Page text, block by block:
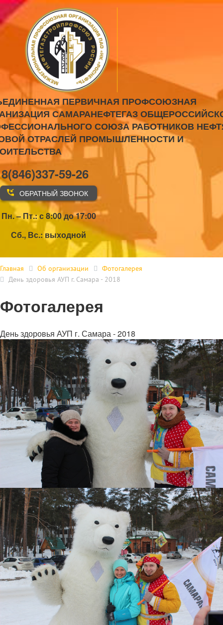
ПЕРВИЧНАЯ ПРОФСОЮЗНАЯ
САМАРАНЕФТЕГАЗ
СОЮЗА РАБОТНИКОВ
ОТРАСЛЕЙ ПРОМЫШЛЕННОСТИ И
8(846)337-59-26
ОБРАТНЫЙ ЗВОНОК
Пн. – Пт.: с 8:00 до 17:00
Сб., Вс.: выходной
Главная Об организации
Фотогалерея
День здоровья АУП г. Самара - 2018
Фотогалерея
День здоровья АУП г. Самара - 2018